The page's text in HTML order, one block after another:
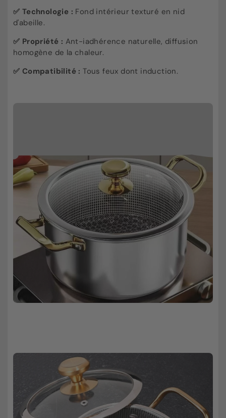
✅ Technologie : Fond intérieur texturé en nid
d'abeille.
✅ Propriété : Ant-iadhérence naturelle, diffusion
homogène de la chaleur.
✅ Compatibilité : Tous feux dont induction.